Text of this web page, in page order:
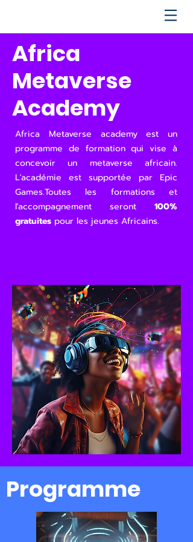
Africa
Metaverse
Academy
Africa Metaverse academy est un
programme de formation qui vise à
concevoir un metaverse africain.
L'académie est supportée par Epic
Games.Toutes les formations et
l'accompagnement seront 100%
gratuites pour les jeunes Africains.
Programme